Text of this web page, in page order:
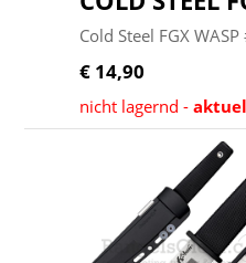
Cold Steel FGX
€ 14,90
nicht lagernd -